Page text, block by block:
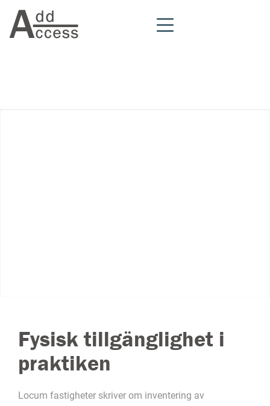
Fysisk tillgänglighet i
praktiken
Locum fastigheter skriver om inventering av